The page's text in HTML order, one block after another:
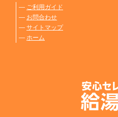
― ご利用ガイド
― お問合わせ
― サイトマップ
― ホーム